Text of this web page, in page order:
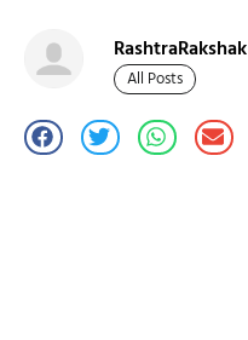
RashtraRakshak
All Posts